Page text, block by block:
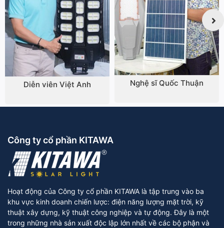
Diễn viên Việt Anh Nghệ sĩ Quốc Thuận
Công ty cổ phần KITAWA
Hoạt động của Công ty cổ phần KITAWA là tập trung vào ba
khu vực kinh doanh chiến lược: điện năng lượng mặt trời, kỹ
thuật xây dựng, kỹ thuật công nghiệp và tự động. Đây là một
trong những nhà sản xuất độc lập lớn nhất về các bộ phận và